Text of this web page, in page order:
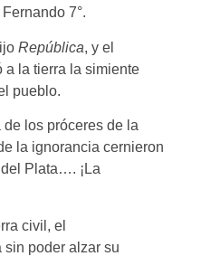
7°.
República, y el
a la tierra la simiente
pueblo.
los próceres de la
la ignorancia cernieron
Plata…. ¡La
civil, el
sin poder alzar su